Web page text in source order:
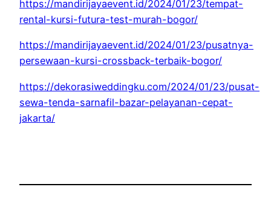
https://mandirijayaevent.id/2024/01/23/tempat-
rental-kursi-futura-test-murah-bogor/
https://mandirijayaevent.id/2024/01/23/pusatnya-
persewaan-kursi-crossback-terbaik-bogor/
https://dekorasiweddingku.com/2024/01/23/pusat-
sewa-tenda-sarnafil-bazar-pelayanan-cepat-
jakarta/